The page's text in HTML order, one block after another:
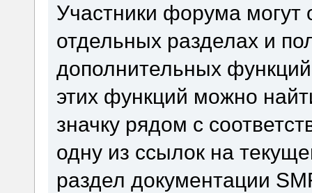
Участники форума
отдельных разделах и
дополнительных
этих функций можно
значку рядом с
одну из ссылок на
раздел документации